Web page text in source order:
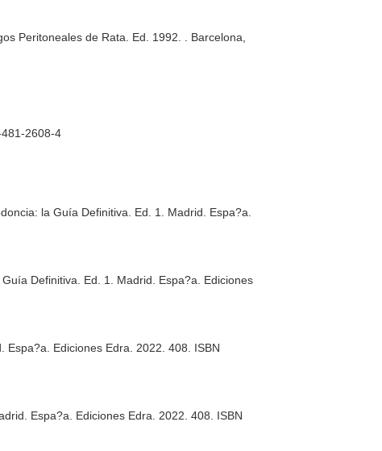
Peritoneales de Rata. Ed. 1992. . Barcelona,
2608-4
la Guía Definitiva . Ed. 1. Madrid. Espa?a.
Definitiva . Ed. 1. Madrid. Espa?a. Ediciones
Espa?a. Ediciones Edra. 2022. 408. ISBN
Espa?a. Ediciones Edra. 2022. 408. ISBN